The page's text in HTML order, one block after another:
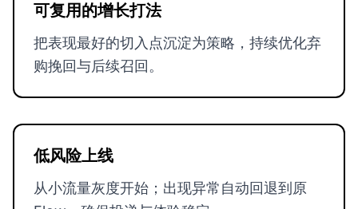
可复用的增长打法
把表现最好的切入点沉淀为策略，持续优化弃
购挽回与后续召回。
低风险上线
从小流量灰度开始；出现异常自动回退到原